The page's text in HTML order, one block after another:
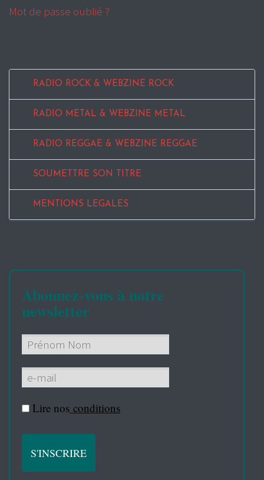
Mot de passe oublié ?
RADIO ROCK & WEBZINE ROCK
RADIO METAL & WEBZINE METAL
RADIO REGGAE & WEBZINE REGGAE
SOUMETTRE SON TITRE
MENTIONS LEGALES
Abonnez-vous à notre
newsletter
Lire nos conditions